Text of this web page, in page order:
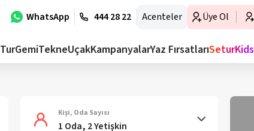
WhatsApp 444 28 22 Acenteler Üye Ol
TurGemiTekneUçakKampanyalarYaz FırsatlarıSeturKids
Kişi, Oda Sayısı
1 Oda, 2 Yetişkin